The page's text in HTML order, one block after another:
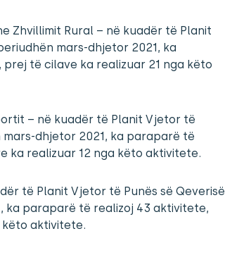
Zhvillimit Rural – në kuadër të Planit
mars-dhjetor 2021, ka
të cilave ka realizuar 21 nga këto
– në kuadër të Planit Vjetor të
dhjetor 2021, ka paraparë të
ka realizuar 12 nga këto aktivitete.
të Planit Vjetor të Punës së Qeverisë
ka paraparë të realizoj 43 aktivitete,
këto aktivitete.